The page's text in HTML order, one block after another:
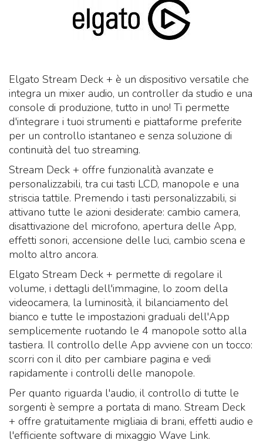
Elgato Stream Deck + è un dispositivo versatile che
integra un mixer audio, un controller da studio e una
console di produzione, tutto in uno! Ti permette
d'integrare i tuoi strumenti e piattaforme preferite
per un controllo istantaneo e senza soluzione di
continuità del tuo streaming.
Stream Deck + offre funzionalità avanzate e
personalizzabili, tra cui tasti LCD, manopole e una
striscia tattile. Premendo i tasti personalizzabili, si
attivano tutte le azioni desiderate: cambio camera,
disattivazione del microfono, apertura delle App,
effetti sonori, accensione delle luci, cambio scena e
molto altro ancora.
Elgato Stream Deck + permette di regolare il
volume, i dettagli dell'immagine, lo zoom della
videocamera, la luminosità, il bilanciamento del
bianco e tutte le impostazioni graduali dell'App
semplicemente ruotando le 4 manopole sotto alla
tastiera. Il controllo delle App avviene con un tocco:
scorri con il dito per cambiare pagina e vedi
rapidamente i controlli delle manopole.
Per quanto riguarda l'audio, il controllo di tutte le
sorgenti è sempre a portata di mano. Stream Deck
+ offre gratuitamente migliaia di brani, effetti audio e
l'efficiente software di mixaggio Wave Link.